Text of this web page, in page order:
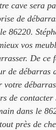
cave sera
de
86220.
vos
De ce
de débarras
votre
de contacter
dans le
près de